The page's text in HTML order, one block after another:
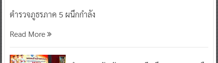
ตำรวจภูธรภาค 5 ผนึกกำลัง
Read More